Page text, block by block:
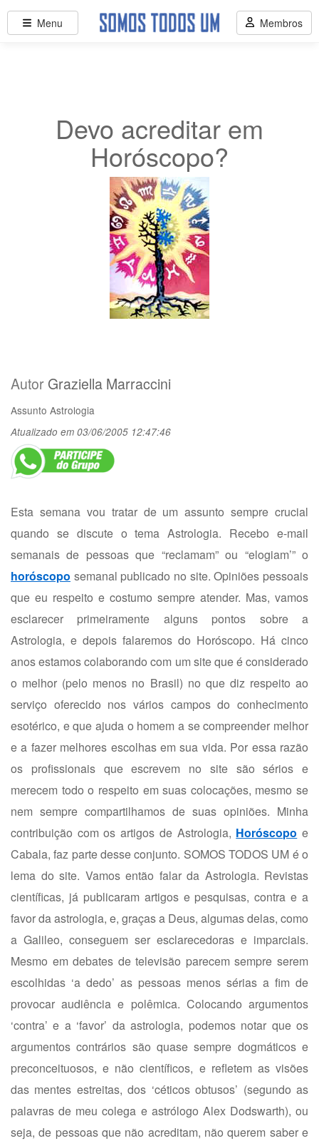
Devo acreditar em
Horóscopo?
Autor Graziella Marraccini
Assunto Astrologia
Atualizado em 03/06/2005 12:47:46
Esta semana vou tratar de um assunto sempre crucial
quando se discute o tema Astrologia. Recebo e-mail
semanais de pessoas que “reclamam” ou “elogiam’” o
horóscopo semanal publicado no site. Opiniões pessoais
que eu respeito e costumo sempre atender. Mas, vamos
esclarecer primeiramente alguns pontos sobre a
Astrologia, e depois falaremos do Horóscopo. Há cinco
anos estamos colaborando com um site que é considerado
o melhor (pelo menos no Brasil) no que diz respeito ao
serviço oferecido nos vários campos do conhecimento
esotérico, e que ajuda o homem a se compreender melhor
e a fazer melhores escolhas em sua vida. Por essa razão
os profissionais que escrevem no site são sérios e
merecem todo o respeito em suas colocações, mesmo se
nem sempre compartilhamos de suas opiniões. Minha
contribuição com os artigos de Astrologia, Horóscopo e
Cabala, faz parte desse conjunto. SOMOS TODOS UM é o
lema do site. Vamos então falar da Astrologia. Revistas
científicas, já publicaram artigos e pesquisas, contra e a
favor da astrologia, e, graças a Deus, algumas delas, como
a Galileo, conseguem ser esclarecedoras e imparciais.
Mesmo em debates de televisão parecem sempre serem
escolhidas ‘a dedo’ as pessoas menos sérias a fim de
provocar audiência e polêmica. Colocando argumentos
‘contra’ e a ‘favor’ da astrologia, podemos notar que os
argumentos contrários são quase sempre dogmáticos e
preconceituosos, e não científicos, e refletem as visões
das mentes estreitas, dos ‘céticos obtusos’ (segundo as
palavras de meu colega e astrólogo Alex Dodswarth), ou
seja, de pessoas que não acreditam, não querem saber e
Menu Membros